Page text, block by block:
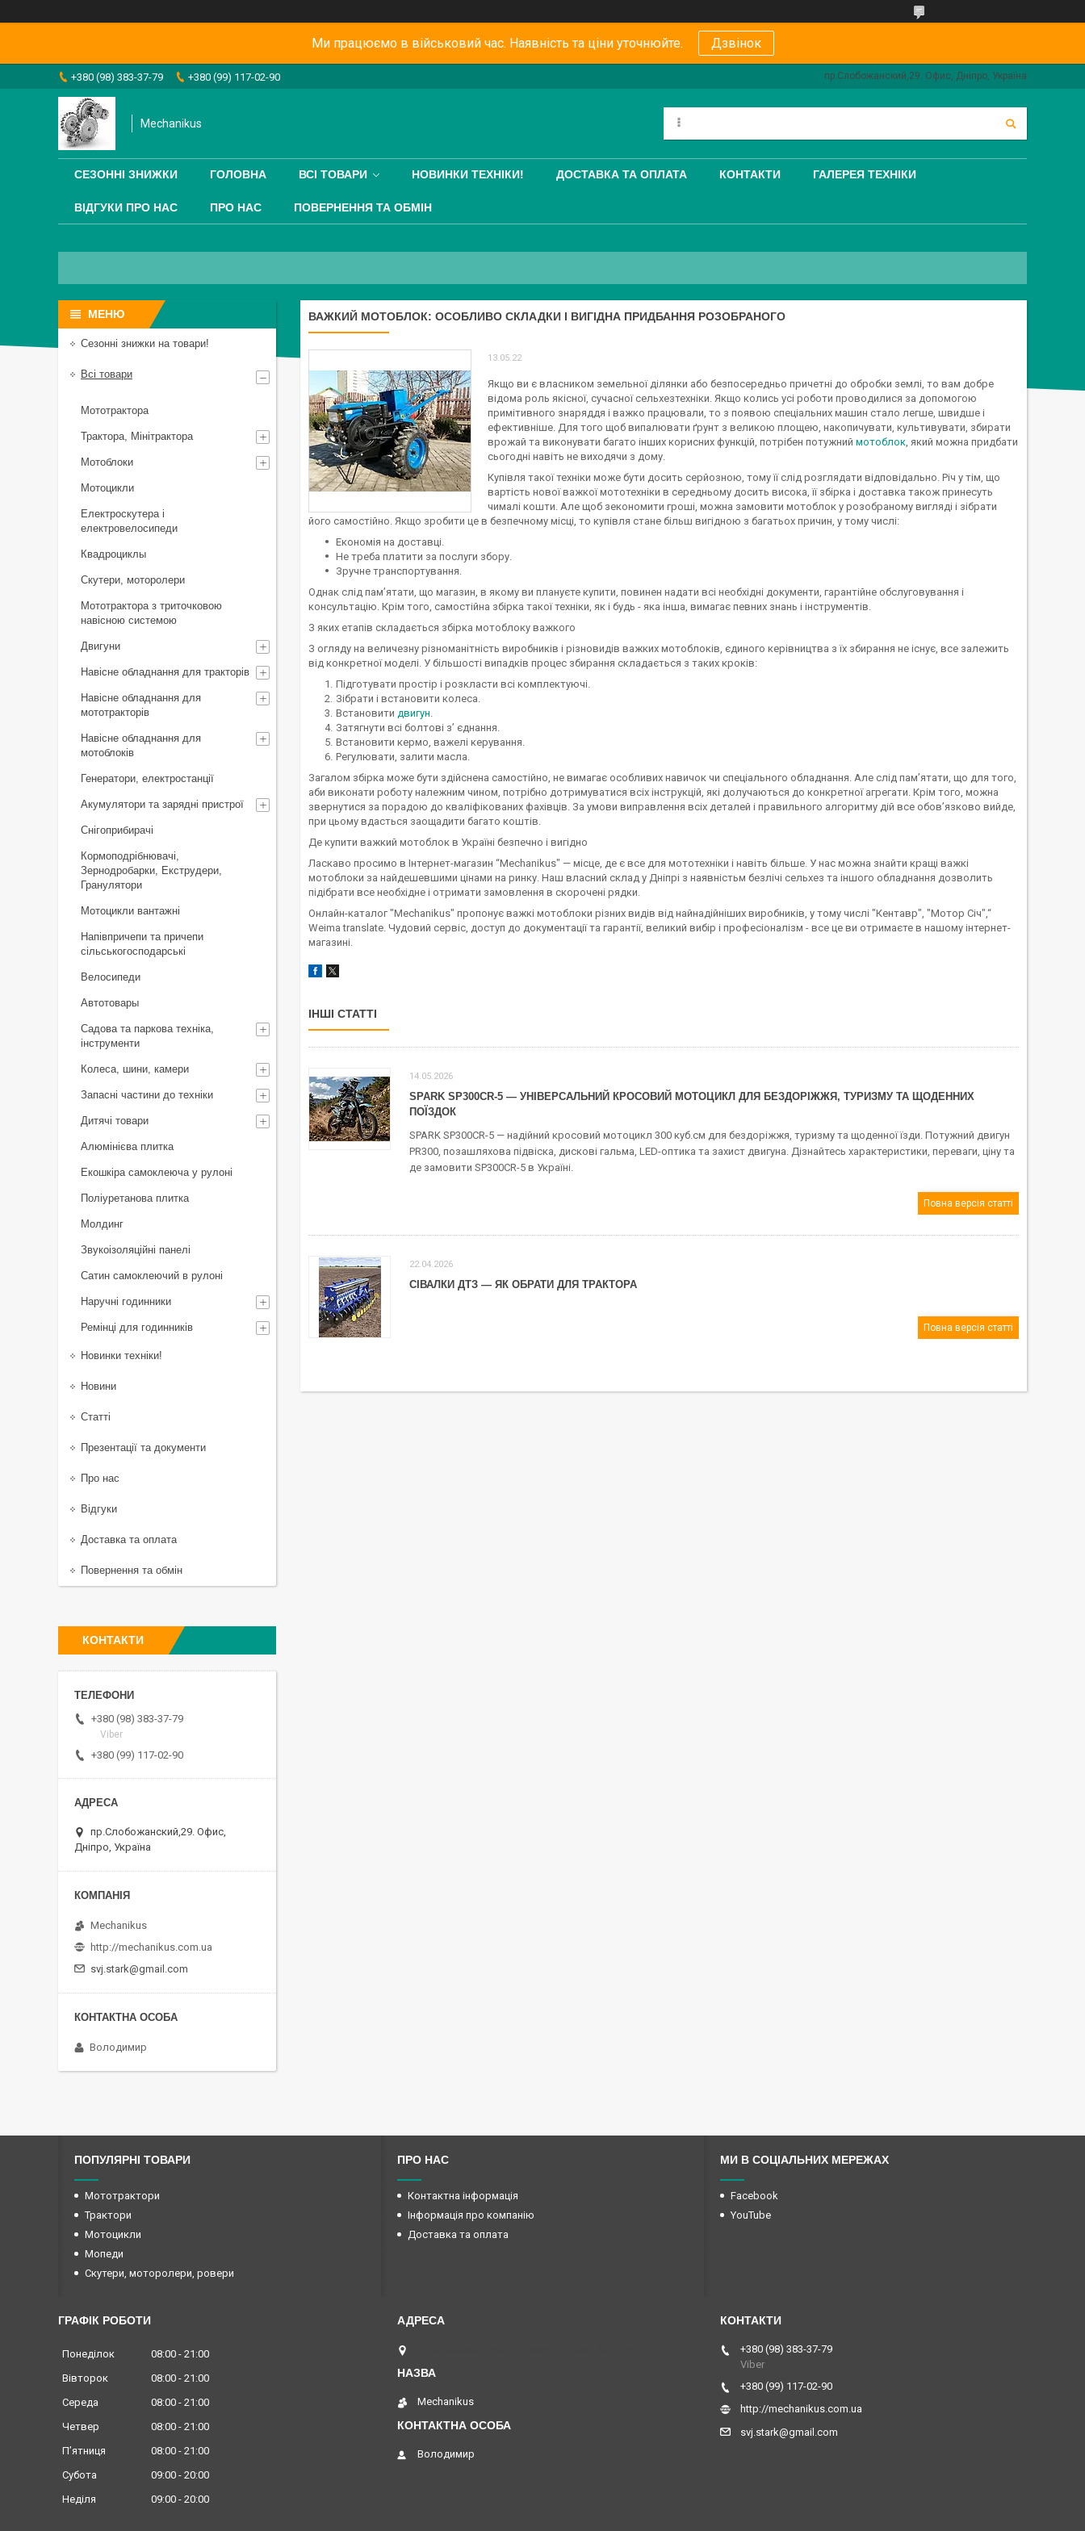
Ми працюємо в військовий час. Наявність та ціни уточнюйте. Дзвінок
+380 (98) 383-37-79 +380 (99) 117-02-90 пр.Слобожанский,29. Офис, Дніпро, Україна
Mechanikus
СЕЗОННІ ЗНИЖКИ ГОЛОВНА ВСІ ТОВАРИ НОВИНКИ ТЕХНІКИ! ДОСТАВКА ТА ОПЛАТА КОНТАКТИ ГАЛЕРЕЯ ТЕХНІКИ
ВІДГУКИ ПРО НАС ПРО НАС ПОВЕРНЕННЯ ТА ОБМІН
ВАЖКИЙ МОТОБЛОК: ОСОБЛИВО СКЛАДКИ І ВИГІДНА ПРИДБАННЯ РОЗОБРАНОГО
13.05.22
Якщо ви є власником земельної ділянки або безпосередньо причетні до обробки землі, то вам добре
відома роль якісної, сучасної сельхезтехніки. Якщо колись усі роботи проводилися за допомогою
примітивного знаряддя і важко працювали, то з появою спеціальних машин стало легше, швидше і
ефективніше. Для того щоб випалювати ґрунт з великою площею, накопичувати, культивувати, збирати
врожай та виконувати багато інших корисних функцій, потрібен потужний мотоблок, який можна придбати
сьогодні навіть не виходячи з дому.
Купівля такої техніки може бути досить серйозною, тому її слід розглядати відповідально. Річ у тім, що
вартість нової важкої мототехніки в середньому досить висока, її збірка і доставка також принесуть
чималі кошти. Але щоб зекономити гроші, можна замовити мотоблок у розобраному вигляді і зібрати
його самостійно. Якщо зробити це в безпечному місці, то купівля стане більш вигідною з багатьох причин, у тому числі:
Економія на доставці.
Не треба платити за послуги збору.
Зручне транспортування.
Однак слід пам’ятати, що магазин, в якому ви плануєте купити, повинен надати всі необхідні документи, гарантійне обслуговування і
консультацію. Крім того, самостійна збірка такої техніки, як і будь - яка інша, вимагає певних знань і інструментів.
З яких етапів складається збірка мотоблоку важкого
З огляду на величезну різноманітність виробників і різновидів важких мотоблоків, єдиного керівництва з їх збирання не існує, все залежить
від конкретної моделі. У більшості випадків процес збирання складається з таких кроків:
Підготувати простір і розкласти всі комплектуючі.
Зібрати і встановити колеса.
Встановити двигун.
Затягнути всі болтові з’ єднання.
Встановити кермо, важелі керування.
Регулювати, залити масла.
Загалом збірка може бути здійснена самостійно, не вимагає особливих навичок чи спеціального обладнання. Але слід пам’ятати, що для того,
аби виконати роботу належним чином, потрібно дотримуватися всіх інструкцій, які долучаються до конкретної агрегати. Крім того, можна
звернутися за порадою до кваліфікованих фахівців. За умови виправлення всіх деталей і правильного алгоритму дій все обов’язково вийде,
при цьому вдасться заощадити багато коштів.
Де купити важкий мотоблок в Україні безпечно і вигідно
Ласкаво просимо в Інтернет-магазин “Mechanikus" — місце, де є все для мототехніки і навіть більше. У нас можна знайти кращі важкі
мотоблоки за найдешевшими цінами на ринку. Наш власний склад у Дніпрі з наявністьм безлічі сельхез та іншого обладнання дозволить
підібрати все необхідне і отримати замовлення в скорочені рядки.
Онлайн-каталог "Mechanikus" пропонує важкі мотоблоки різних видів від найнадійніших виробників, у тому числі "Кентавр", "Мотор Січ",“
Weima translate. Чудовий сервіс, доступ до документації та гарантії, великий вибір і професіоналізм - все це ви отримаєте в нашому інтернет-
магазині.
ІНШІ СТАТТІ
14.05.2026
SPARK SP300CR-5 — УНІВЕРСАЛЬНИЙ КРОСОВИЙ МОТОЦИКЛ ДЛЯ БЕЗДОРІЖЖЯ, ТУРИЗМУ ТА ЩОДЕННИХ
ПОЇЗДОК
SPARK SP300CR-5 — надійний кросовий мотоцикл 300 куб.см для бездоріжжя, туризму та щоденної їзди. Потужний двигун
PR300, позашляхова підвіска, дискові гальма, LED-оптика та захист двигуна. Дізнайтесь характеристики, переваги, ціну та
де замовити SP300CR-5 в Україні.
Повна версія статті
22.04.2026
СІВАЛКИ ДТЗ — ЯК ОБРАТИ ДЛЯ ТРАКТОРА
Повна версія статті
Сезонні знижки на товари!
Всі товари
Мототрактора
Трактора, Мінітрактора
Мотоблоки
Мотоцикли
Електроскутера і
електровелосипеди
Квадроциклы
Скутери, моторолери
Мототрактора з триточковою
навісною системою
Двигуни
Навісне обладнання для тракторів
Навісне обладнання для
мототракторів
Навісне обладнання для
мотоблоків
Генератори, електростанції
Акумулятори та зарядні пристрої
Снігоприбирачі
Кормоподрібнювачі,
Зернодробарки, Екструдери,
Гранулятори
Мотоцикли вантажні
Напівпричепи та причепи
сільськогосподарські
Велосипеди
Автотовары
Садова та паркова техніка,
інструменти
Колеса, шини, камери
Запасні частини до техніки
Дитячі товари
Алюмінієва плитка
Екошкіра самоклеюча у рулоні
Поліуретанова плитка
Молдинг
Звукоізоляційні панелі
Сатин самоклеючий в рулоні
Наручні годинники
Ремінці для годинників
Новинки техніки!
Новини
Статті
Презентації та документи
Про нас
Відгуки
Доставка та оплата
Повернення та обмін
КОНТАКТИ
+380 (98) 383-37-79
Viber
+380 (99) 117-02-90
пр.Слобожанский,29. Офис,
Дніпро, Україна
Mechanikus
http://mechanikus.com.ua
svj.stark@gmail.com
Володимир
ПОПУЛЯРНІ ТОВАРИ
Мототрактори
Трактори
Мотоцикли
Мопеди
Скутери, моторолери, ровери
ПРО НАС
Контактна інформація
Інформація про компанію
Доставка та оплата
МИ В СОЦІАЛЬНИХ МЕРЕЖАХ
Facebook
YouTube
ГРАФІК РОБОТИ
Понеділок 08:00
21:00
Вівторок
08:00
21:00
Середа
08:00
21:00
Четвер
08:00
21:00
Пʼятниця
08:00
21:00
Субота
09:00
20:00
Неділя
09:00 20:00
Mechanikus
Володимир
+380 (98) 383-37-79
Viber
+380 (99) 117-02-90
http://mechanikus.com.ua
svj.stark@gmail.com